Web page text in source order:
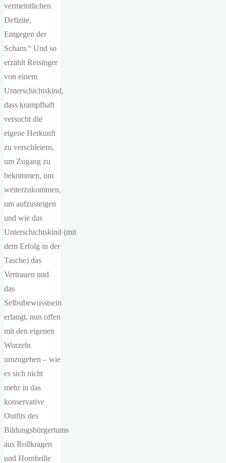
vermeintlichen
Defizite.
Entgegen der
Scham.“ Und so
erzählt Reisinger
von einem
Unterschichtskind,
dass krampfhaft
versucht die
eigene Herkunft
zu verschleiern,
um Zugang zu
bekommen, um
weiterzukommen,
um aufzusteigen
und wie das
Unterschichtskind (mit
dem Erfolg in der
Tasche) das
Vertrauen und
das
Selbstbewusstsein
erlangt, nun offen
mit den eigenen
Wurzeln
umzugehen – wie
es sich nicht
mehr in das
konservative
Outfits des
Bildungsbürgertums
aus Rollkragen
und Hornbrille